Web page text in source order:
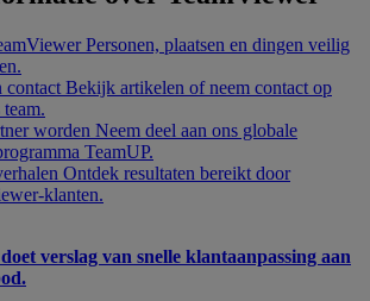
Personen, plaatsen en dingen veilig
contact Bekijk artikelen of neem contact op
worden Neem deel aan ons globale
TeamUP.
Ontdek resultaten bereikt door
klanten.
verslag van snelle klantaanpassing aan